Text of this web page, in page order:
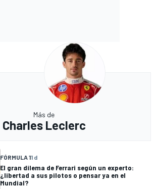
Más de
Charles Leclerc
FÓRMULA 11 d
El gran dilema de Ferrari según un experto:
¿libertad a sus pilotos o pensar ya en el
Mundial?